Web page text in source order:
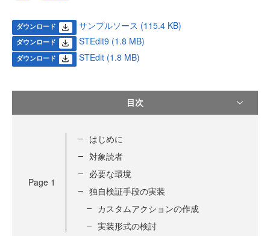
ダウンロード サンプルソース (115.4 KB)
ダウンロード STEdit9 (1.8 MB)
ダウンロード STEdit (1.8 MB)
目次
Page 1
はじめに
対象読者
必要な環境
独自検証手段の実装
カスタムアクションの作成
実装形式の検討